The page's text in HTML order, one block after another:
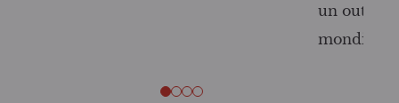
un outil
mondiale